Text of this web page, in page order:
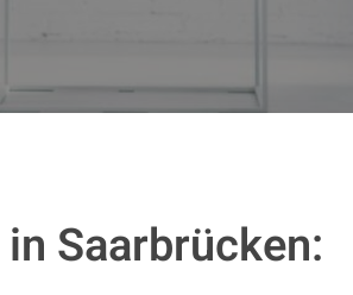
in Saarbrücken: